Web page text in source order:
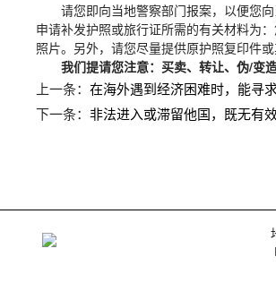
请您即向当地警察部门报案，以便您
申请补发护照或旅行证所需的有关材料为
照片。另外，请您尽量提供原护照复印件或
我们提请您注意：买卖、转让、伪/变
上一条： 在海外遇到经济困难时，能寻
下一条： 非法进入或滞留他国，既无有